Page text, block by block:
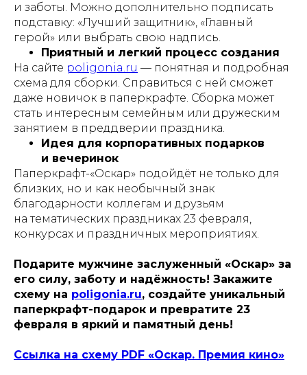
и заботы. Можно дополнительно подписать
подставку: «Лучший защитник», «Главный
герой» или выбрать свою надпись.
Приятный и легкий процесс создания
На сайте poligonia.ru — понятная и подробная
схема для сборки. Справиться с ней сможет
даже новичок в паперкрафте. Сборка может
стать интересным семейным или дружеским
занятием в преддверии праздника.
Идея для корпоративных подарков
и вечеринок
Паперкрафт-«Оскар» подойдёт не только для
близких, но и как необычный знак
благодарности коллегам и друзьям
на тематических праздниках 23 февраля,
конкурсах и праздничных мероприятиях.
Подарите мужчине заслуженный «Оскар» за
его силу, заботу и надёжность! Закажите
схему на poligonia.ru, создайте уникальный
паперкрафт-подарок и превратите 23
февраля в яркий и памятный день!
Ссылка на схему PDF «Оскар. Премия кино»